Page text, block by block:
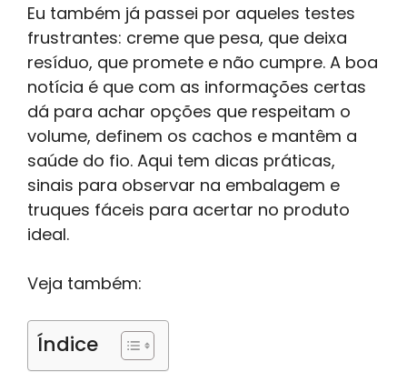
Eu também já passei por aqueles testes
frustrantes: creme que pesa, que deixa
resíduo, que promete e não cumpre. A boa
notícia é que com as informações certas
dá para achar opções que respeitam o
volume, definem os cachos e mantêm a
saúde do fio. Aqui tem dicas práticas,
sinais para observar na embalagem e
truques fáceis para acertar no produto
ideal.
Veja também:
Índice